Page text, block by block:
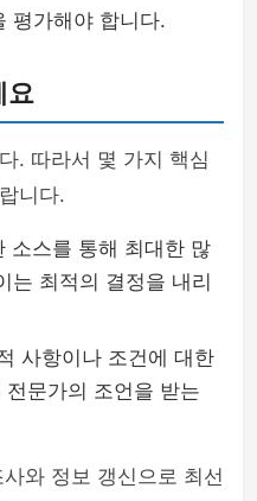
평가해야 합니다.
요
. 따라서 몇 가지 핵심
니다.
소스를 통해 최대한 많
는 최적의 결정을 내리
사항이나 조건에 대한
문가의 조언을 받는
와 정보 갱신으로 최선